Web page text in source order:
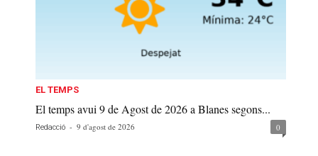
EL TEMPS
El temps avui 9 de Agost de 2026 a Blanes segons...
Redacció - 9 d'agost de 2026 0